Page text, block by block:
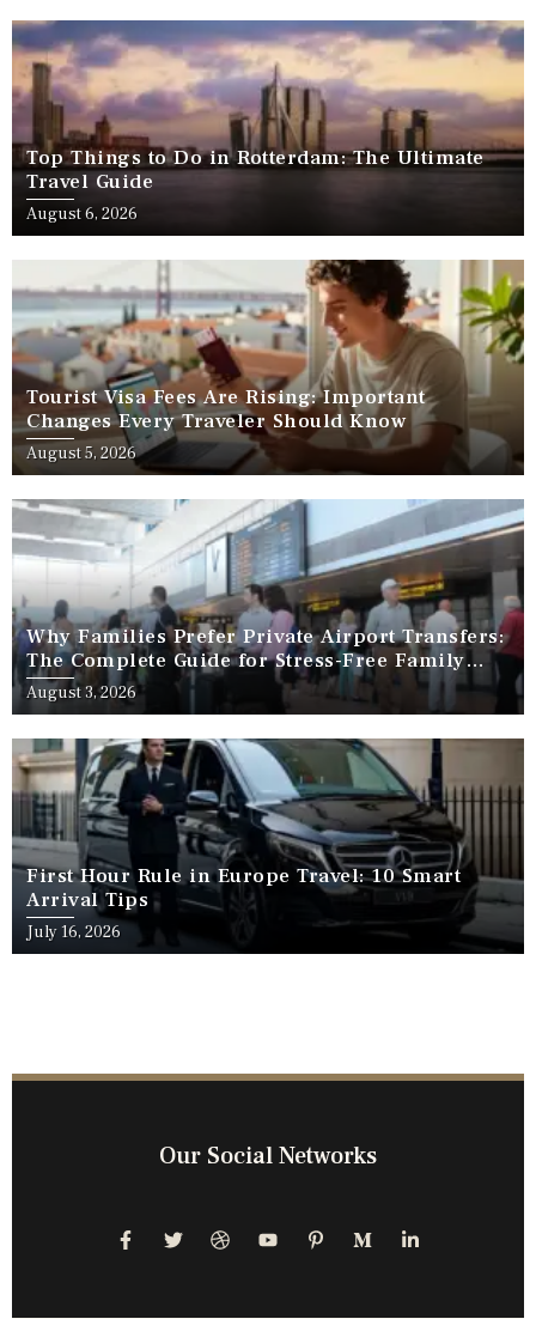
Top Things to Do in Rotterdam: The Ultimate
Travel Guide
August 6, 2026
Tourist Visa Fees Are Rising: Important
Changes Every Traveler Should Know
August 5, 2026
Why Families Prefer Private Airport Transfers:
The Complete Guide for Stress-Free Family
Travel
August 3, 2026
First Hour Rule in Europe Travel: 10 Smart
Arrival Tips
July 16, 2026
Our Social Networks